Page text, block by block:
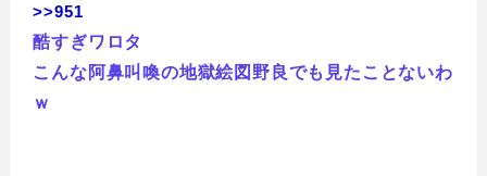
>>951
酷すぎワロタ
こんな阿鼻叫喚の地獄絵図野良でも見たことないわ
ｗ